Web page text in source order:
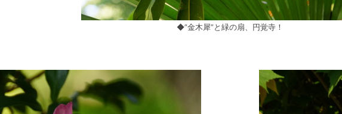
◆”金木犀”と緑の扇、円覚寺！